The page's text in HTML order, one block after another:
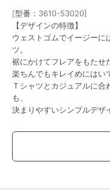
[型番：3610-53020]
【デザインの特徴】
ウェストゴムでイージーに
ツ。
裾にかけてフレアをもたせ
楽ちんでもキレイめにはい
Ｔシャツとカジュアルに
も、
決まりやすいシンプルデザ
【機能性】
ひんやりとしたタッチで夏